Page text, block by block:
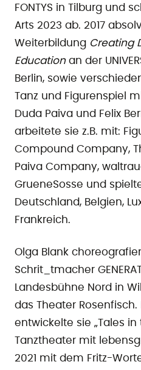
FONTYS in Tilburg und
Arts 2023 ab. 2017
Weiterbildung Creating
Educationan der
Berlin, sowie
Tanz und Figurenspiel
Duda Paiva und Felix
arbeitete sie z.B. mit:
Compound Company,
Paiva Company,
GrueneSosse und
Deutschland, Belgien,
Frankreich.
Olga Blank
Schrit_tmacher
Landesbühne Nord in
das Theater
entwickelte sie „Tales in
Tanztheater mit
2021 mit dem Fritz-